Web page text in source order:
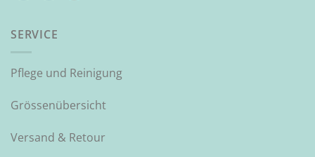
SERVICE
Pflege und Reinigung
Grössenübersicht
Versand & Retour